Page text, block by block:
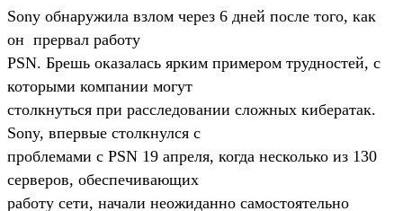
Sony обнаружила взлом через 6 дней после того, как
он прервал работу
PSN. Брешь оказалась ярким примером трудностей, с
которыми компании могут
столкнуться при расследовании сложных кибератак.
Sony, впервые столкнулся с
проблемами с PSN 19 апреля, когда несколько из 130
серверов, обеспечивающих
работу сети, начали неожиданно самостоятельно